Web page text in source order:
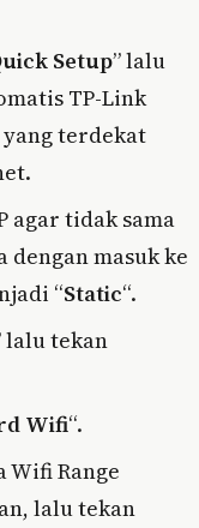
Setup” lalu
TP-Link
terdekat
agar tidak sama
dengan masuk ke
“Static“.
lalu tekan
Wifi“.
Wifi Range
lalu tekan